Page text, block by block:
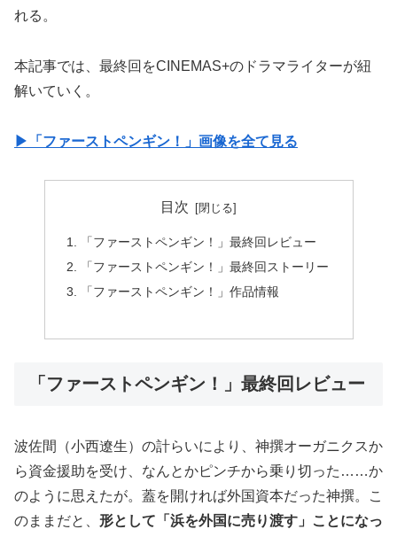
れる。
本記事では、最終回をCINEMAS+のドラマライターが紐
解いていく。
▶︎「ファーストペンギン！」画像を全て見る
目次
「ファーストペンギン！」最終回レビュー
「ファーストペンギン！」最終回ストーリー
「ファーストペンギン！」作品情報
「ファーストペンギン！」最終回レビュー
波佐間（小西遼生）の計らいにより、神撰オーガニクスか
ら資金援助を受け、なんとかピンチから乗り切った……か
のように思えたが。蓋を開ければ外国資本だった神撰。こ
のままだと、 形として「浜を外国に売り渡す」ことになっ